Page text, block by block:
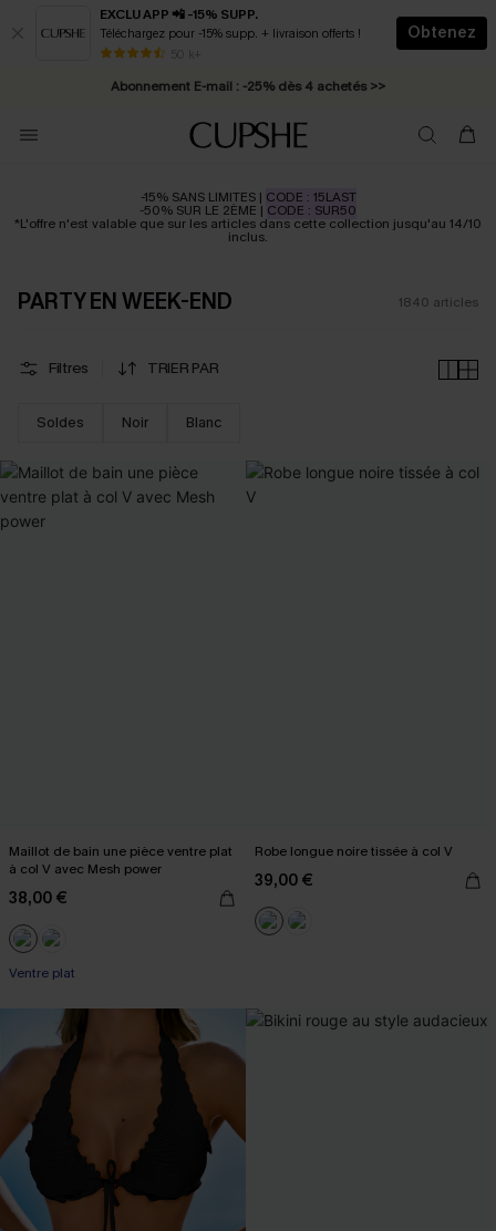
EXCLU APP 📲 -15% SUPP.
Téléchargez pour -15% supp. + livraison offerts !
50 k+
Obtenez
* Livraison éclair 2-3 jours ouvrés >>
Abonnement E-mail : -25% dès 4 achetés >>
-15% SANS LIMITES | CODE : 15LAST
-50% SUR LE 2ÈME | CODE : SUR50
*L'offre n'est valable que sur les articles dans cette collection jusqu'au 14/10
inclus.
PARTY EN WEEK-END 1840 articles
Filtres TRIER PAR
Soldes Noir Blanc
Maillot de bain une pièce ventre plat
à col V avec Mesh power
38,00 €
Ventre plat
Robe longue noire tissée à col V
39,00 €